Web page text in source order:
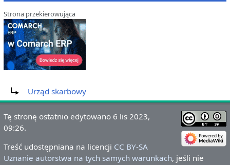
Strona przekierowująca
Urząd skarbowy
Tę stronę ostatnio edytowano 6 lis 2023,
09:26.
Treść udostępniana na licencji CC BY-SA
Uznanie autorstwa na tych samych warunkach, jeśli nie